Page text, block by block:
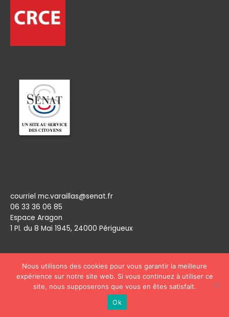
courriel mc.varaillas@senat.fr
06 33 36 06 85
Espace Aragon
1 Pl. du 8 Mai 1945, 24000 Périgueux​
Copyright © 2026Marie Claude Varaillas
Nous utilisons des cookies pour vous garantir la meilleure
expérience sur notre site web. Si vous continuez à utiliser ce
site, nous supposerons que vous en êtes satisfait.
Ok